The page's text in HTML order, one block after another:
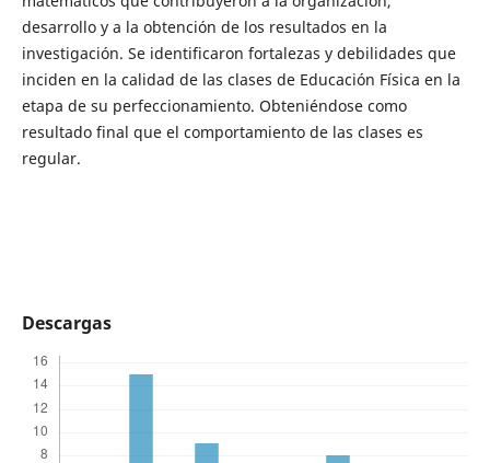
desarrollo y a la obtención de los resultados en la
investigación. Se identificaron fortalezas y debilidades que
inciden en la calidad de las clases de Educación Física en la
etapa de su perfeccionamiento. Obteniéndose como
resultado final que el comportamiento de las clases es
regular.
Descargas